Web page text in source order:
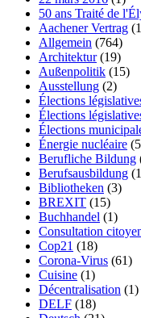
50 ans Traité de
Aachener Vertrag
Allgemein (764)
Architektur(19)
Außenpolitik (15)
Ausstellung (2)
Élections
Élections
Élections
Énergie nucléaire
Berufliche Bildung
Berufsausbildung
Bibliotheken (3)
BREXIT (15)
Buchhandel (1)
Consultation
Cop21 (18)
Corona-Virus (61)
Cuisine (1)
Décentralisation (1)
DELF (18)